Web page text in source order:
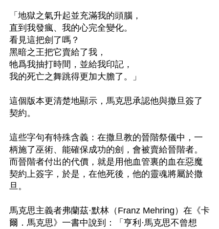
「地獄之氣升起並充滿我的頭腦，
直到我發瘋、我的心完全變化。
看見這把劍了嗎？
黑暗之王把它賣給了我，
牠爲我抽打時間，並給我印記，
我的死亡之舞跳得更加大膽了。」
這個版本更清楚地顯示，馬克思承認他與撒旦簽了
契約。
這些字句有特殊含義：在撒旦教的晉階祭儀中，一
柄施了巫術、能確保成功的劍，會被賣給晉階者。
而晉階者付出的代價，就是用他血管裏的血在惡魔
契約上簽字，於是，在他死後，他的靈魂將屬於撒
旦。
馬克思主義者弗蘭茲·默林（Franz Mehring）在《卡
爾．馬克思》一書中說到：「亨利·馬克思不曾想